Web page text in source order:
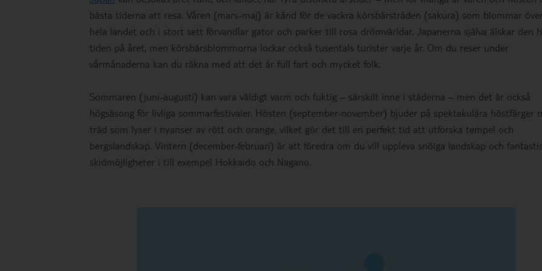
bästa tiderna att resa. Våren (mars-maj) är känd för de vackra körsbärsträden (sakura) som blommar
hela landet och i stort sett förvandlar gator och parker till rosa drömvärldar. Japanerna själva älskar den
tiden på året, men körsbärsblommorna lockar också tusentals turister varje år. Om du reser under
vårmånaderna kan du räkna med att det är full fart och mycket folk.
Sommaren (juni-augusti) kan vara väldigt varm och fuktig – särskilt inne i städerna – men det är också
högsäsong för livliga sommarfestivaler. Hösten (september-november) bjuder på spektakulära höstfärger
träd som lyser i nyanser av rött och orange, vilket gör det till en perfekt tid att utforska tempel och
bergslandskap. Vintern (december-februari) är att föredra om du vill uppleva snöiga landskap och
skidmöjligheter i till exempel Hokkaido och Nagano.